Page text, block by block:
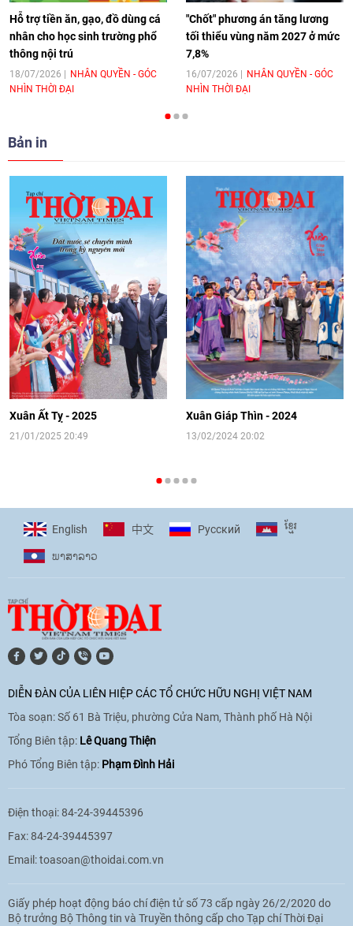
[Video] Trao tặng Kỷ niệm chương "Vì
hòa bình, hữu nghị giữa các dân tộc"
cho Đại sứ Hungary tại Việt Nam
[Video] Nhân dân Việt Nam luôn trân
trọng tình cảm của nước Nga
08:02| 13/06/2026
Video: Cơ hội giao lưu quốc tế cho học
sinh Việt Nam tại trại hè Artek
14:41|12/06/2026
[Video] Đối ngoại nhân dân Thủ đô
hướng tới kết nối hiệu quả nguồn lực
người Việt Nam ở nước ngoài
16:58|10/06/2026
cùng thanh thiếu nhi tiên phong ứng
phó với biến đổi khí hậu
17:07|09/06/2026
[Video] Lào dành ưu tiên hàng đầu cho
quan hệ với Việt Nam
11:01 |09/06/2026
[Video] Doanh nghiệp Hoa Kỳ hỗ trợ
Việt Nam xác định danh tính người mất
Hỗ trợ tiền ăn, gạo, đồ dùng cá
nhân cho học sinh trường phổ
thông nội trú
18/07/2026
NHÂN QUYỀN - GÓC
NHÌN THỜI ĐẠI
"Chốt" phương án tăng lương
tối thiểu vùng năm 2027 ở mức
7,8%
16/07/2026
NHÂN QUYỀN - GÓC
NHÌN THỜI ĐẠI
Bản in
Xuân Ất Tỵ - 2025
21/01/2025 20:49
Xuân Giáp Thìn - 2024
13/02/2024 20:02
English 中文 Pусский ខ្មែរ
ພາ​ສາ​ລາວ
DIỄN ĐÀN CỦA LIÊN HIỆP CÁC TỔ CHỨC HỮU NGHỊ VIỆT NAM
Tòa soạn: Số 61 Bà Triệu, phường Cửa Nam, Thành phố Hà Nội
Tổng Biên tập: Lê Quang Thiện
Phó Tổng Biên tập: Phạm Đình Hải
Điện thoại: 84-24-39445396
Fax: 84-24-39445397
Email:toasoan@thoidai.com.vn
Giấy phép hoạt động báo chí điện tử số 73 cấp ngày 26/2/2020 do
Bộ trưởng Bộ Thông tin và Truyền thông cấp cho Tạp chí Thời Đại